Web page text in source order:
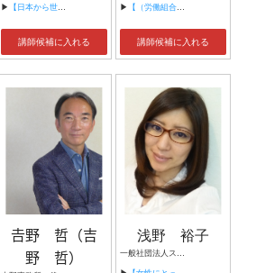
▶ 【日本から世界市場へ ～大ヒット商品に学ぶ知財戦略～】
講師候補に入れる
▶ 【（労働組合向け） 会社と組合員とのHappy-Happyコミュニケーション術】
講師候補に入れる
𠮷野 哲（吉
野 哲）
浅野 裕子
一般社団法人スリーアクト 代表理事 女性起業支援家